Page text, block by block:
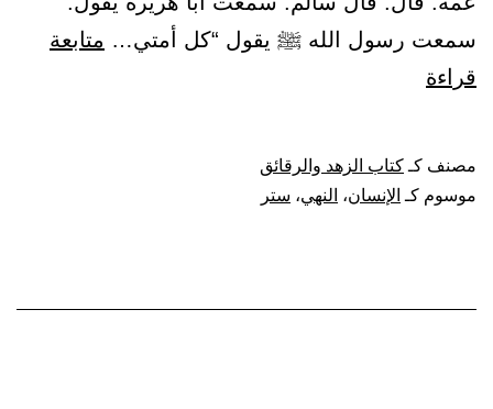
سمعت رسول الله ﷺ يقول “كل أمتي… متابعة
قراءة
هتك
مصنف كـ كتاب الزهد والرقائق
موسوم كـ الإنسان، النهي، ستر